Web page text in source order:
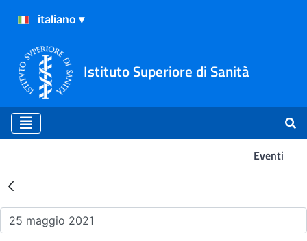
Istituto Superiore di Sanità
Eventi
Risultati della Ricerca -